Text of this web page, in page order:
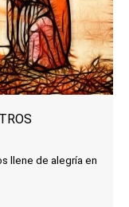
llene de alegría en